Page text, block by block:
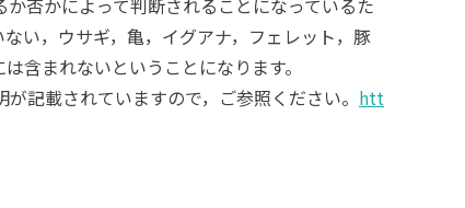
否かによって判断されることになっているた
い，ウサギ，亀，イグアナ，フェレット，豚
含まれないということになります。
記載されていますので，ご参照ください。 htt